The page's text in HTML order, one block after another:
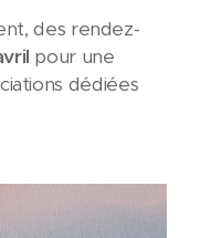
des rendez-
pour une
dédiées